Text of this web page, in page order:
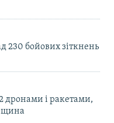
230 бойових зіткнень
дронами і ракетами,